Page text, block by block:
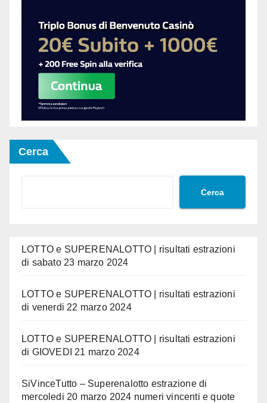
Cerca
Cerca
LOTTO e SUPERENALOTTO | risultati estrazioni
di sabato 23 marzo 2024
LOTTO e SUPERENALOTTO | risultati estrazioni
di venerdi 22 marzo 2024
LOTTO e SUPERENALOTTO | risultati estrazioni
di GIOVEDI 21 marzo 2024
SiVinceTutto – Superenalotto estrazione di
mercoledi 20 marzo 2024 numeri vincenti e quote